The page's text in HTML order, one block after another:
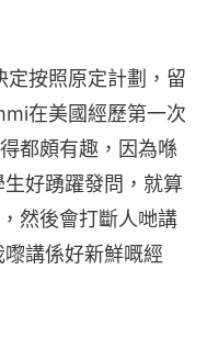
定按照原定計劃，留
在美國經歷第一次
都頗有趣，因為喺
好踴躍發問，就算
然後會打斷人哋講
講係好新鮮嘅經